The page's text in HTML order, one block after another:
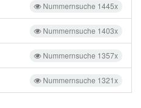
Nummernsuche 1445x
Nummernsuche 1403x
Nummernsuche 1357x
Nummernsuche 1321x